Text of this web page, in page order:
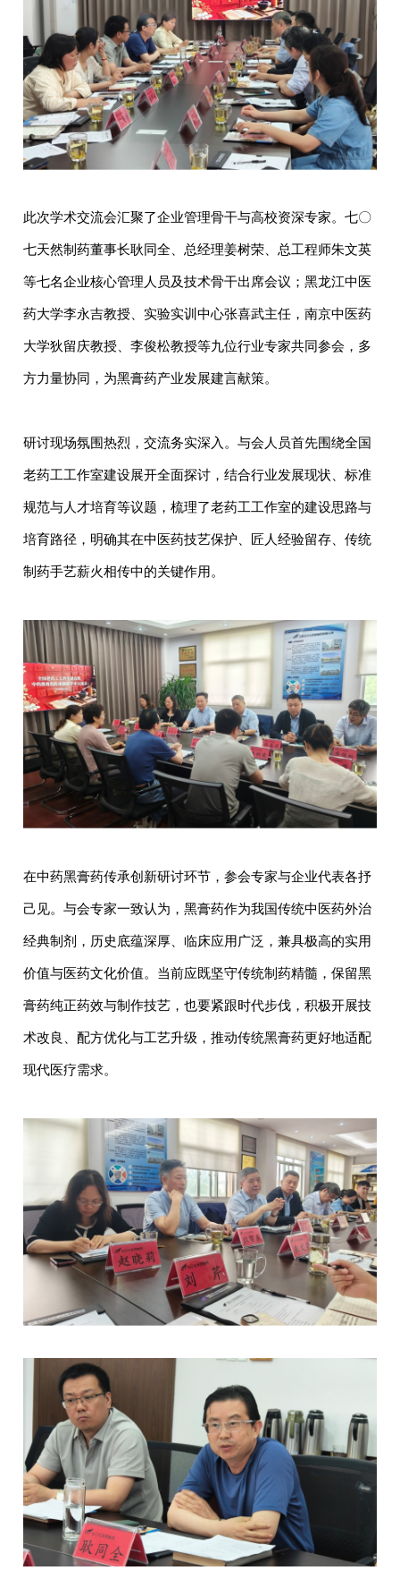
此次学术交流会汇聚了企业管理骨干与高校资深专家。七〇
七天然制药董事长耿同全、总经理姜树荣、总工程师朱文英
等七名企业核心管理人员及技术骨干出席会议；黑龙江中医
药大学李永吉教授、实验实训中心张喜武主任，南京中医药
大学狄留庆教授、李俊松教授等九位行业专家共同参会，多
方力量协同，为黑膏药产业发展建言献策。
研讨现场氛围热烈，交流务实深入。与会人员首先围绕全国
老药工工作室建设展开全面探讨，结合行业发展现状、标准
规范与人才培育等议题，梳理了老药工工作室的建设思路与
培育路径，明确其在中医药技艺保护、 匠人经验留存、传统
制药手艺薪火相传中的关键作用 。
在中药黑膏药传承创新研讨环节，参会专家与企业代表各抒
己见。与会专家一致认为，黑膏药作为我国传统中医药外治
经典制剂，历史底蕴深厚、临床应用广泛，兼具极高的实用
价值与医药文化价值。当前应既坚守传统制药精髓，保留黑
膏药纯正药效与制作技艺，也要紧跟时代步伐，积极开展技
术改良、配方优化与工艺升级，推动传统黑膏药更好地适配
现代医疗需求。